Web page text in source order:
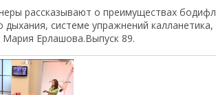
рассказывают о преимуществах
дыхания, системе упражнений калланетика,
Мария Ерлашова.Выпуск 89.